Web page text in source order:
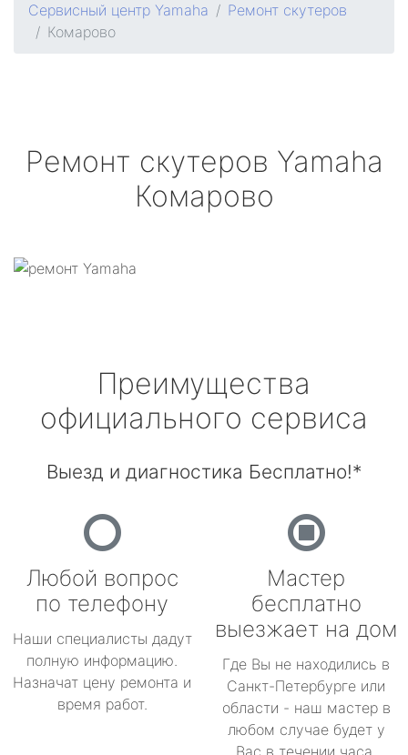
Сервисный центр Yamaha
Ремонт скутеров
Комарово
Ремонт скутеров Yamaha
Комарово
Преимущества
официального сервиса
Выезд и диагностика Бесплатно!*
Любой вопрос
по телефону
Наши специалисты дадут
полную информацию.
Назначат цену ремонта и
время работ.
Мастер
бесплатно
выезжает на дом
Где Вы не находились в
Санкт-Петербурге или
области - наш мастер в
любом случае будет у
Вас в течении часа.